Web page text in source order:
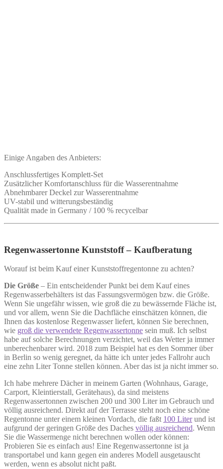
Einige Angaben des Anbieters:
Anschlussfertiges Komplett-Set
Zusätzlicher Komfortanschluss für die Wasserentnahme
Abnehmbarer Deckel zur Wasserentnahme
UV-stabil und witterungsbeständig
Qualität made in Germany / 100 % recycelbar
Regenwassertonne Kunststoff – Kaufberatung
Worauf ist beim Kauf einer Kunststoffregentonne zu achten?
Die Größe – Ein entscheidender Punkt bei dem Kauf eines
Regenwasserbehälters ist das Fassungsvermögen bzw. die Größe.
Wenn Sie ungefähr wissen, wie groß die zu bewässernde Fläche ist,
und vor allem, wenn Sie die Dachfläche einschätzen können, die
Ihnen das kostenlose Regenwasser liefert, können Sie berechnen,
wie groß die verwendete Regenwassertonne sein muß. Ich selbst
habe auf solche Berechnungen verzichtet, weil das Wetter ja immer
unberechenbarer wird. 2018 zum Beispiel hat es den Sommer über
in Berlin so wenig geregnet, da hätte ich unter jedes Fallrohr auch
eine zehn Liter Tonne stellen können. Aber das ist ja nicht immer so.
Ich habe mehrere Dächer in meinem Garten (Wohnhaus, Garage,
Carport, Kleintierstall, Gerätehaus), da sind meistens
Regenwassertonnen zwischen 200 und 300 Liter im Gebrauch und
völlig ausreichend. Direkt auf der Terrasse steht noch eine schöne
Regentonne unter einem kleinen Vordach, die faßt 100 Literund ist
aufgrund der geringen Größe des Daches völlig ausreichend. Wenn
Sie die Wassermenge nicht berechnen wollen oder können:
Probieren Sie es einfach aus! Eine Regenwassertonne ist ja
transportabel und kann gegen ein anderes Modell ausgetauscht
werden, wenn es absolut nicht paßt.